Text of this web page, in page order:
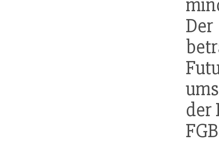
Der
der